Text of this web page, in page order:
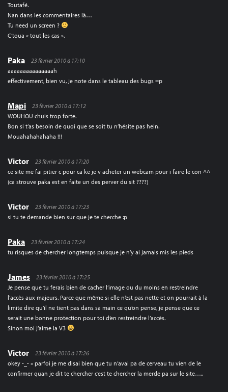
Toutafé.
Nan dans les commentaires là…
Tu need un screen ?
C’toua « tout les cas ».
Paka
23 février 2010 à 17:10
aaaaaaaaaaaaaaah
effectivement, bien vu, je note dans le tableau des bugs =p
Mapi
23 février 2010 à 17:12
WOUHOU chuis trop forte.
Bon si t’as besoin de quoi que se soit tu n’hésite pas hein.
Mouahahahahaha !!!
Victor
23 février 2010 à 17:20
ce site me fai pitier c pour ca ke je v acheter un webcam pour i faire le con ^^
(ca strouve paka est en faite un des perver du sit ????)
Victor
23 février 2010 à 17:23
si tu te demande bien sur que je te cherche :p
Paka
23 février 2010 à 17:24
tu risques de chercher longtemps puisque je n’y ai jamais mis les pieds
James
23 février 2010 à 17:25
Je pense que tu ferais bien de cacher l’image ou du moins en restreindre
l’accès aux majeurs. Parce que même si elle n’est pas nette et on pourrait à la
limite dire qu’il ne tient pas dans sa main ce qu’on pense, je pense que ce
serait une bonne protection pour toi d’en restreindre l’accès.
Sinon moi j’aime la V3
Victor
23 février 2010 à 17:26
okey -_- » parfoi je me disai bien que tu n’avai pa de cerveau tu vien de le
confirmer quan je dit te chercher c’est te chercher la merde pa sur le site…..